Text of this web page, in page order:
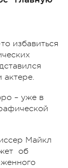
избавиться
актере.
– уже в
Майкл
об